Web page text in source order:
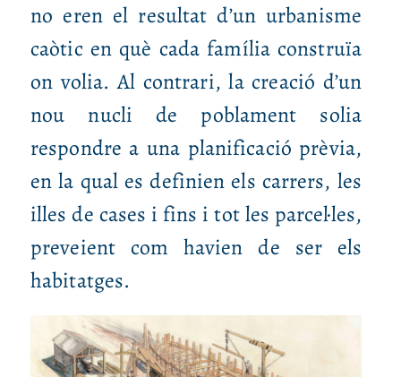
no eren el resultat d’un urbanisme
caòtic en què cada família construïa
on volia. Al contrari, la creació d’un
nou nucli de poblament solia
respondre a una planificació prèvia,
en la qual es definien els carrers, les
illes de cases i fins i tot les parcel·les,
preveient com havien de ser els
habitatges.